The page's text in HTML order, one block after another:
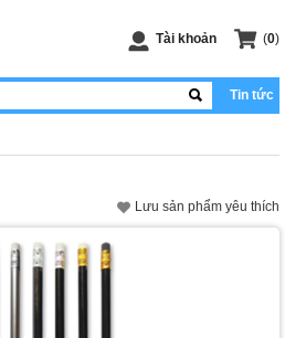
(0)
Tài khoản
Tin tức
Lưu sản phẩm yêu thích